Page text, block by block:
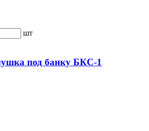
шт
под банку БКС-1